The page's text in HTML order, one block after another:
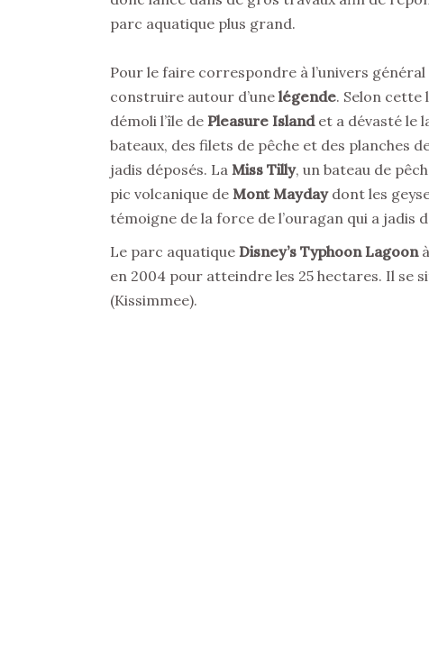
parc aquatique plus grand.
Pour le faire correspondre à l’univers
construire autour d’une légende. Selon cette
démoli l’île de Pleasure Islandet a dévasté le
bateaux, des filets de pêche et des planches
jadis déposés. La Miss Tilly, un bateau de
pic volcanique de Mont Maydaydont les
témoigne de la force de l’ouragan qui a jadis
Le parc aquatique Disney’s Typhoon Lagoon
en 2004 pour atteindre les 25 hectares. Il se
(Kissimmee).